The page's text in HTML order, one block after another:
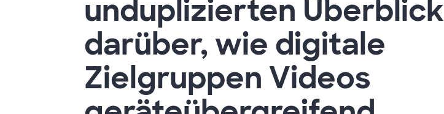
unduplizierten Überblick
darüber, wie digitale
Zielgruppen Videos